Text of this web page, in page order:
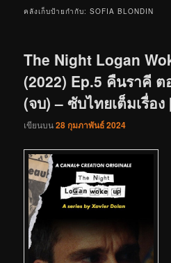
คลังเก็บป้ายกำกับ:SOFIA BLONDIN
The Night Logan
(2022) Ep.5 คืนราคี
(จบ) – ซับไทยเต็มเรื่อง
เขียนบน28 กุมภาพันธ์ 2024